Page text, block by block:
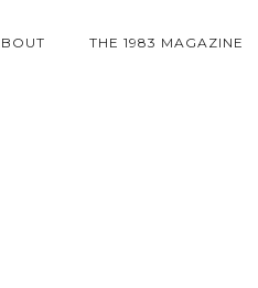
THE 1983 MAGAZINE